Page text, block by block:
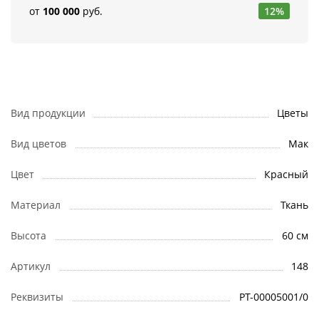
от 100 000 руб. 12%
Вид продукции Цветы
Вид цветов Мак
Цвет Красный
Материал Ткань
Высота 60 см
Артикул 148
Реквизиты РТ-00005001/0